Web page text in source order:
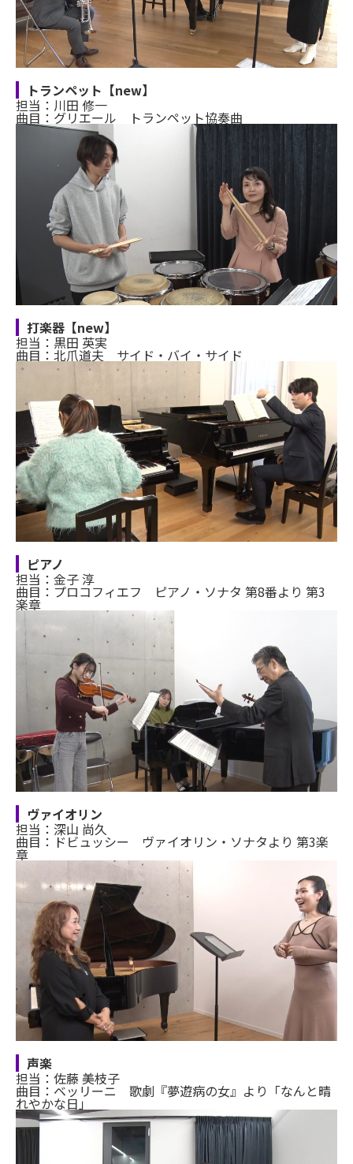
トランペット【new】
担当：川田 修一
曲目：グリエール トランペット協奏曲
打楽器【new】
担当：黒田 英実
曲目：北爪道夫 サイド・バイ・サイド
ピアノ
担当：金子 淳
曲目：プロコフィエフ ピアノ・ソナタ 第8番より 第3
楽章
ヴァイオリン
担当：深山 尚久
曲目：ドビュッシー ヴァイオリン・ソナタより 第3楽
章
声楽
担当：佐藤 美枝子
曲目：ベッリーニ 歌劇『夢遊病の女』より「なんと晴
れやかな日」